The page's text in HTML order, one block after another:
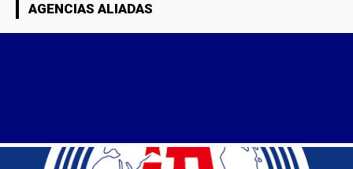
AGENCIAS ALIADAS